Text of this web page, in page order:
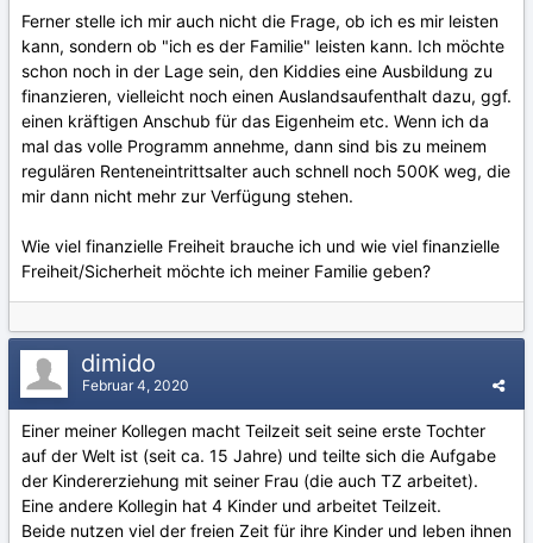
Ferner stelle ich mir auch nicht die Frage, ob ich es mir leisten
kann, sondern ob "ich es der Familie" leisten kann. Ich möchte
schon noch in der Lage sein, den Kiddies eine Ausbildung zu
finanzieren, vielleicht noch einen Auslandsaufenthalt dazu, ggf.
einen kräftigen Anschub für das Eigenheim etc. Wenn ich da
mal das volle Programm annehme, dann sind bis zu meinem
regulären Renteneintrittsalter auch schnell noch 500K weg, die
mir dann nicht mehr zur Verfügung stehen.
Wie viel finanzielle Freiheit brauche ich und wie viel finanzielle
Freiheit/Sicherheit möchte ich meiner Familie geben?
dimido
Februar 4, 2020
Einer meiner Kollegen macht Teilzeit seit seine erste Tochter
auf der Welt ist (seit ca. 15 Jahre) und teilte sich die Aufgabe
der Kindererziehung mit seiner Frau (die auch TZ arbeitet).
Eine andere Kollegin hat 4 Kinder und arbeitet Teilzeit.
Beide nutzen viel der freien Zeit für ihre Kinder und leben ihnen